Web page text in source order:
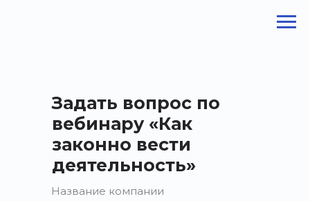
Задать вопрос по
вебинару «Как
законно вести
деятельность»
Название компании